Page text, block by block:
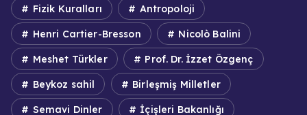
Fizik Kuralları Antropoloji
Henri Cartier-Bresson Nicolò Balini
Meshet Türkler Prof. Dr. İzzet Özgenç
Beykoz sahil Birleşmiş Milletler
Semavi Dinler İçişleri Bakanlığı